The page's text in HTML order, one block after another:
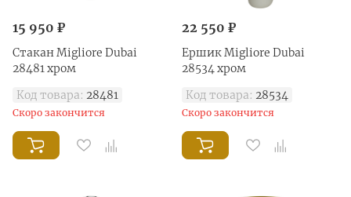
15 950 ₽
Стакан Migliore Dubai
28481 хром
Код товара: 28481
Скоро закончится
22 550 ₽
Ершик Migliore Dubai
28534 хром
Код товара: 28534
Скоро закончится